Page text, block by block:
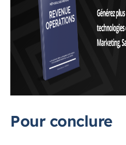
Pour conclure